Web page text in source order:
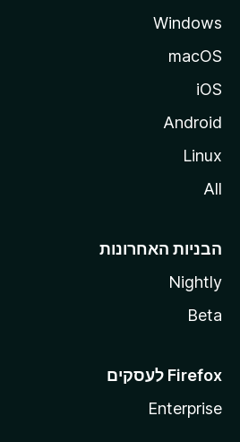
Windows
macOS
iOS
Android
Linux
All
הבניות האחרונות
Nightly
Beta
Enterprise